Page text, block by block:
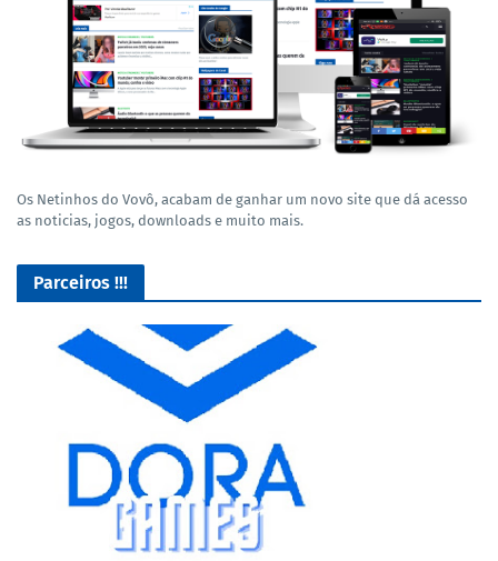
Os Netinhos do Vovô, acabam de ganhar um novo site que dá acesso
as noticias, jogos, downloads e muito mais.
Parceiros !!!
Lives de Gameplay no Facebook Gaming e muito mais